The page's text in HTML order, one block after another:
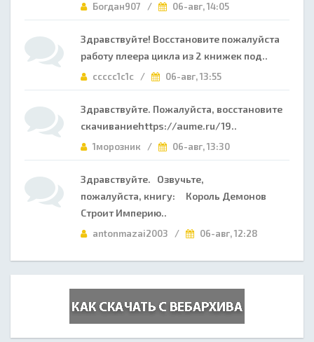
Богдан907 / 06-авг, 14:05
Здравствуйте! Восстановите пожалуйста
работу плеера цикла из 2 книжек под..
ccccc1c1c / 06-авг, 13:55
Здравствуйте. Пожалуйста, восстановите
скачиваниеhttps://aume.ru/19..
1морозник / 06-авг, 13:30
Здравствуйте. Озвучьте,
пожалуйста, книгу: Король Демонов
Строит Империю..
antonmazai2003 / 06-авг, 12:28